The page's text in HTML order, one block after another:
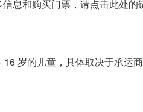
息和购买门票，请点击此处的
岁的儿童，具体取决于承运